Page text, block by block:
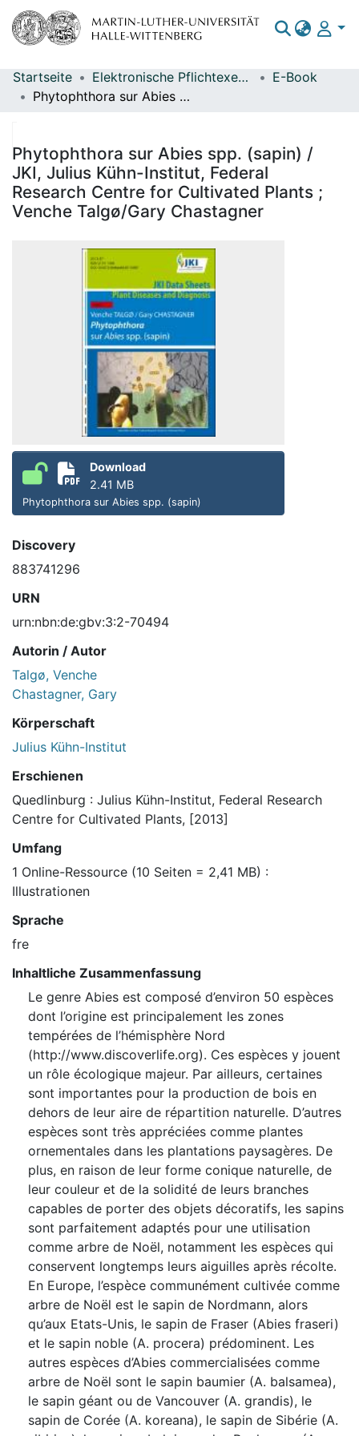
Bereiche & Sammlungen
Statistiken
Startseite Elektronische Pflichtexemplare
E-Book
Phytophthora sur Abies spp. (sapin) / JKI, Julius Kühn-Institut, Federal Research Centre for Cultivated Plants ; Venche Talgø/Gary Chastagner
Phytophthora sur Abies spp. (sapin) /
JKI, Julius Kühn-Institut, Federal
Research Centre for Cultivated Plants ;
Venche Talgø/Gary Chastagner
Download
2.41 MB
Phytophthora sur Abies spp. (sapin)
Discovery
883741296
URN
urn:nbn:de:gbv:3:2-70494
Autorin / Autor
Talgø, Venche
Chastagner, Gary
Körperschaft
Julius Kühn-Institut
Erschienen
Quedlinburg : Julius Kühn-Institut, Federal Research
Centre for Cultivated Plants, [2013]
Umfang
1 Online-Ressource (10 Seiten = 2,41 MB) :
Illustrationen
Sprache
fre
Inhaltliche Zusammenfassung
Le genre Abies est composé d’environ 50 espèces
dont l’origine est principalement les zones
tempérées de l’hémisphère Nord
(http://www.discoverlife.org). Ces espèces y jouent
un rôle écologique majeur. Par ailleurs, certaines
sont importantes pour la production de bois en
dehors de leur aire de répartition naturelle. D’autres
espèces sont très appréciées comme plantes
ornementales dans les plantations paysagères. De
plus, en raison de leur forme conique naturelle, de
leur couleur et de la solidité de leurs branches
capables de porter des objets décoratifs, les sapins
sont parfaitement adaptés pour une utilisation
comme arbre de Noël, notamment les espèces qui
conservent longtemps leurs aiguilles après récolte.
En Europe, l’espèce communément cultivée comme
arbre de Noël est le sapin de Nordmann, alors
qu’aux Etats-Unis, le sapin de Fraser (Abies fraseri)
et le sapin noble (A. procera) prédominent. Les
autres espèces d’Abies commercialisées comme
arbre de Noël sont le sapin baumier (A. balsamea),
le sapin géant ou de Vancouver (A. grandis), le
sapin de Corée (A. koreana), le sapin de Sibérie (A.